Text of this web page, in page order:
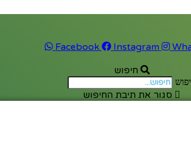
Facebook Instagram
חיפוש
סגור את תיבת החיפוש